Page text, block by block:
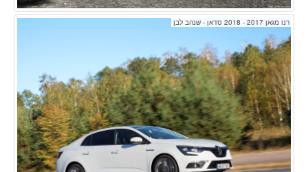
רנו מגאן 2017 - 2018 סדאן - שנהב לבן